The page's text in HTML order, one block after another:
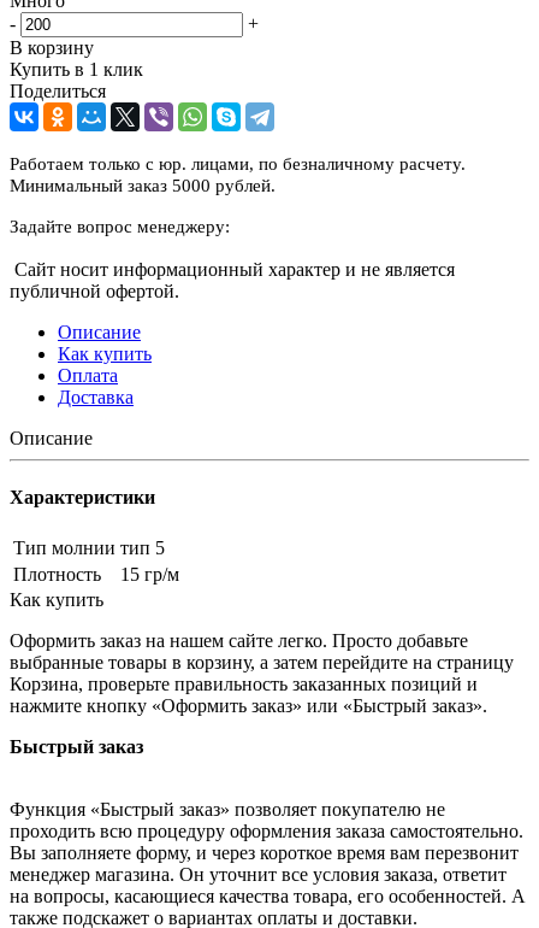
-
+
В корзину
Купить в 1 клик
Поделиться
Работаем только с юр. лицами, по безналичному расчету.
Минимальный заказ 5000 рублей.
Задайте вопрос менеджеру:
Сайт носит информационный характер и не является
публичной офертой.
Описание
Как купить
Оплата
Доставка
Описание
Характеристики
Тип молнии тип 5
Плотность
15 гр/м
Как купить
Оформить заказ на нашем сайте легко. Просто добавьте
выбранные товары в корзину, а затем перейдите на страницу
Корзина, проверьте правильность заказанных позиций и
нажмите кнопку «Оформить заказ» или «Быстрый заказ».
Быстрый заказ
Функция «Быстрый заказ» позволяет покупателю не
проходить всю процедуру оформления заказа самостоятельно.
Вы заполняете форму, и через короткое время вам перезвонит
менеджер магазина. Он уточнит все условия заказа, ответит
на вопросы, касающиеся качества товара, его особенностей. А
также подскажет о вариантах оплаты и доставки.